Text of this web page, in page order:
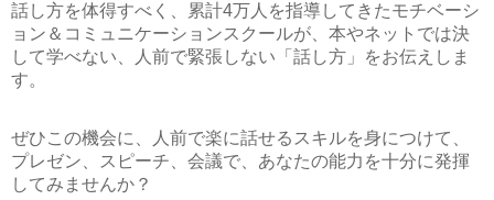
話し方を体得すべく、累計4万人を指導してきたモチベーシ
ョン＆コミュニケーションスクールが、本やネットでは決
して学べない、人前で緊張しない「話し方」をお伝えしま
す。
ぜひこの機会に、人前で楽に話せるスキルを身につけて、
プレゼン、スピーチ、会議で、あなたの能力を十分に発揮
してみませんか？